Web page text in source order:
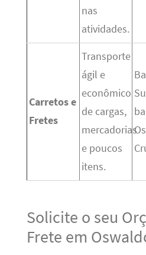
nas
atividades.
Carretos e
Fretes
Transporte
ágil e
econômico
de cargas,
mercadorias
e poucos
itens.
Solicite o seu
Frete em